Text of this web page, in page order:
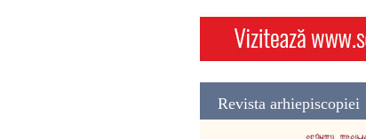
Revista arhiepiscopiei